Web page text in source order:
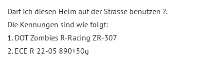
Darf ich diesen Helm auf der Strasse benutzen ?.
Die Kennungen sind wie folgt:
1. DOT Zombies R-Racing ZR-307
2. ECE R 22-05 890+50g